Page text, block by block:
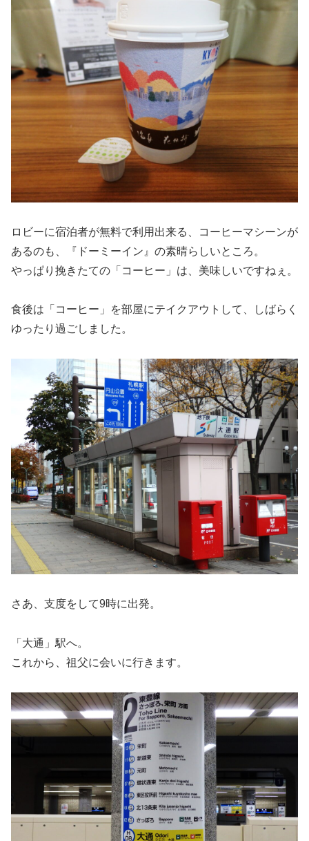
ロビーに宿泊者が無料で利用出来る、コーヒーマシーンが
あるのも、『ドーミーイン』の素晴らしいところ。
やっぱり挽きたての「コーヒー」は、美味しいですねぇ。
食後は「コーヒー」を部屋にテイクアウトして、しばらく
ゆったり過ごしました。
さあ、支度をして9時に出発。
「大通」駅へ。
これから、祖父に会いに行きます。